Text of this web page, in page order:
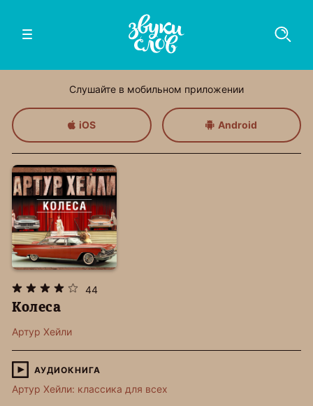
Слушайте в мобильном приложении
iOS Android
44
Колеса
Артур Хейли
АУДИОКНИГА
Артур Хейли: классика для всех